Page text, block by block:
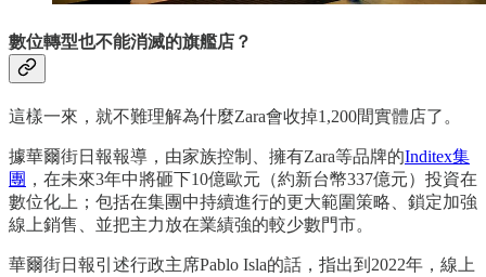
數位轉型也不能消滅的旗艦店？
這樣一來，就不難理解為什麼Zara會收掉1,200間實體店了。
據華爾街日報報導，由家族控制、擁有Zara等品牌的Inditex集
團 ，在未來3年中將砸下10億歐元（約新台幣337億元）投資在
數位化上；包括在集團中持續進行的更大範圍策略、鎖定加強
線上銷售、並把主力放在業績強的較少數門市。
華爾街日報引述行政主席Pablo Isla的話，指出到2022年，線上